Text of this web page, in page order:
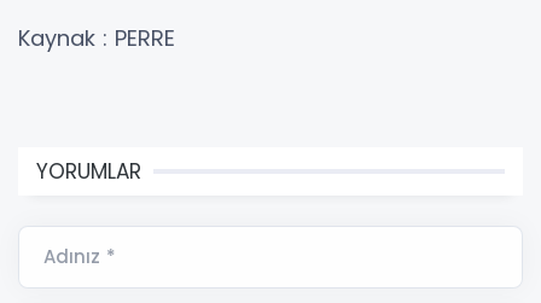
Kaynak : PERRE
YORUMLAR
Adınız *